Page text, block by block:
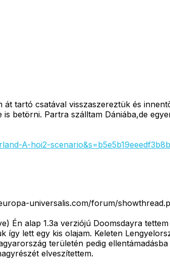
tartó csatával visszaszereztük és
betörni. Partra szálltam Dániába,de
A-hoi2-
universalis.com/forum/
Én alap 1.3a verziójú Doomsdayra
lett egy kis olajam. Keleten
területén pedig
elveszítettem.